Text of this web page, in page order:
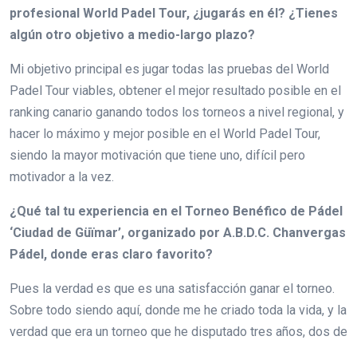
profesional World Padel Tour, ¿jugarás en él? ¿Tienes
algún otro objetivo a medio-largo plazo?
Mi objetivo principal es jugar todas las pruebas del World
Padel Tour viables, obtener el mejor resultado posible en el
ranking canario ganando todos los torneos a nivel regional, y
hacer lo máximo y mejor posible en el World Padel Tour,
siendo la mayor motivación que tiene uno, difícil pero
motivador a la vez.
¿Qué tal tu experiencia en el Torneo Benéfico de Pádel
‘Ciudad de Güïmar’, organizado por A.B.D.C. Chanvergas
Pádel, donde eras claro favorito?
Pues la verdad es que es una satisfacción ganar el torneo.
Sobre todo siendo aquí, donde me he criado toda la vida, y la
verdad que era un torneo que he disputado tres años, dos de